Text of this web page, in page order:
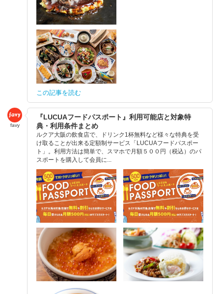
この記事を読む
favy
『LUCUAフードパスポート』利用可能店と対象特
典・利用条件まとめ
ルクア大阪の飲食店で、ドリンク1杯無料など様々な特典を受
け取ることが出来る定額制サービス「LUCUAフードパスポー
ト」。利用方法は簡単で、スマホで月額５００円（税込）のパ
スポートを購入して会員に...